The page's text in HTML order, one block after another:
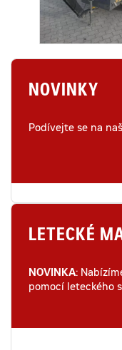
NOVINKY
Podívejte se na
LETECKÉ
NOVINKA:
pomocí leteckého